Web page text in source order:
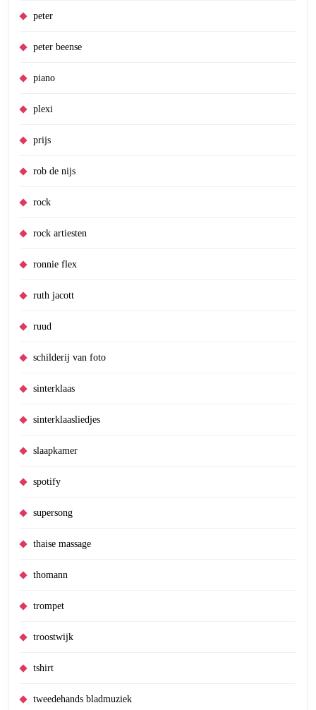
peter
peter beense
piano
plexi
prijs
rob de nijs
rock
rock artiesten
ronnie flex
ruth jacott
ruud
schilderij van foto
sinterklaas
sinterklaasliedjes
slaapkamer
spotify
supersong
thaise massage
thomann
trompet
troostwijk
tshirt
tweedehands bladmuziek